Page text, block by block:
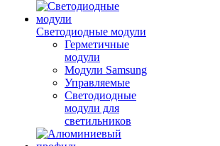
Светодиодные модули
Герметичные
модули
Модули Samsung
Управляемые
Светодиодные
модули для
светильников